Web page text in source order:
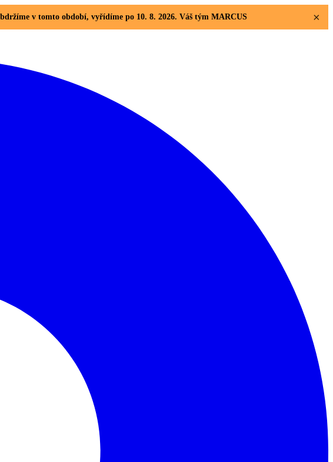
v tomto období, vyřídíme po 10. 8. 2026. Váš tým MARCUS ×